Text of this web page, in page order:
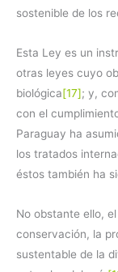
sostenible de los
Esta Ley es un
otras leyes cuyo
biológica[17]; y,
con el
Paraguay ha
los tratados
éstos también ha
No obstante ello,
conservación, la
sustentable de la